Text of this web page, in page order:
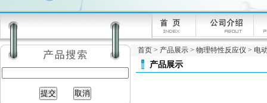
首页 > 产品展示 > 物理特性反应仪 > 电
产品展示